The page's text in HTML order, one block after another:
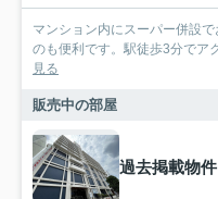
マンション内にスーパー併設
のも便利です。駅徒歩3分でア
見る
販売中の部屋
過去掲載物件